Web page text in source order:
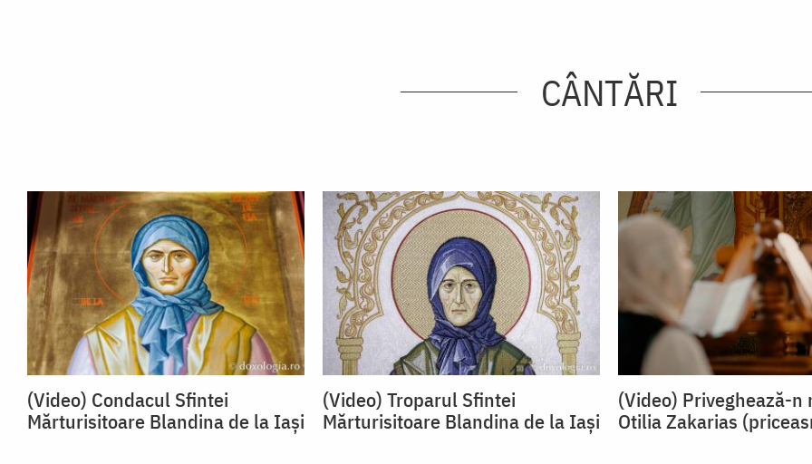
CÂNTĂRI
(Video) Condacul Sfintei
Mărturisitoare Blandina de la Iași
(Video) Troparul Sfintei
Mărturisitoare Blandina de la Iași
(Video) Priveghează-n
Otilia Zakarias